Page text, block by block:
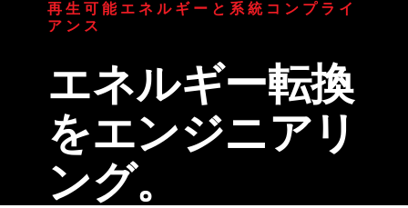
再生可能エネルギーと系統コンプライ
アンス
エネルギー転換
をエンジニアリ
ング。